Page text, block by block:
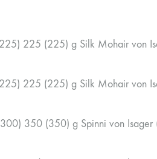
225 (225) g Silk Mohair von
225 (225) g Silk Mohair von
350 (350) g Spinni von